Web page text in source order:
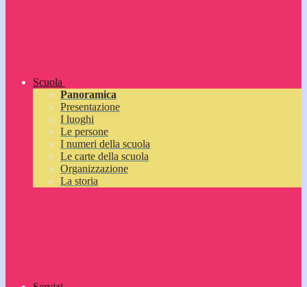
Scuola
Panoramica
Presentazione
I luoghi
Le persone
I numeri della scuola
Le carte della scuola
Organizzazione
La storia